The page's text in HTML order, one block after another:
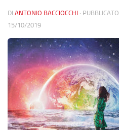
DI ANTONIO BACCIOCCHI · PUBBLICATO
15/10/2019